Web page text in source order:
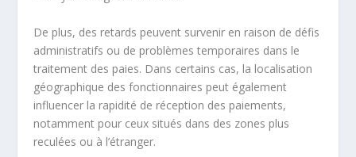
De plus, des retards peuvent survenir en raison de défis
administratifs ou de problèmes temporaires dans le
traitement des paies. Dans certains cas, la localisation
géographique des fonctionnaires peut également
influencer la rapidité de réception des paiements,
notamment pour ceux situés dans des zones plus
reculées ou à l’étranger.